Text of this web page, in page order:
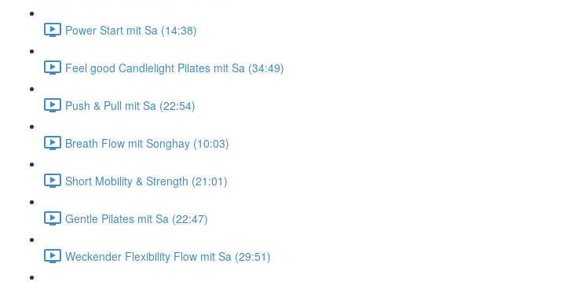
Power Start mit Sa (14:38)
Feel good Candlelight Pilates mit Sa (34:49)
Push & Pull mit Sa (22:54)
Breath Flow mit Songhay (10:03)
Short Mobility & Strength (21:01)
Gentle Pilates mit Sa (22:47)
Weckender Flexibility Flow mit Sa (29:51)